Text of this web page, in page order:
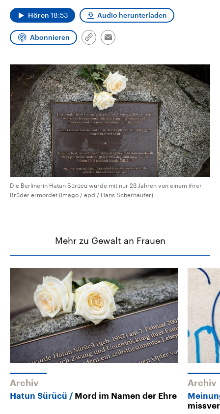
und Kandidaten der anstehenden
Wahl. Hören 18:53 Audio herunterladen
Abonnieren
Link
Email
Die Berlinerin Hatun Sürücü wurde mit nur 23 Jahren von einem ihrer
Brüder ermordet (imago / epd / Hans Scherhaufer)
Mehr zu Gewalt an Frauen
Archiv
Hatun Sürücü Mord im Namen der Ehre
Archiv